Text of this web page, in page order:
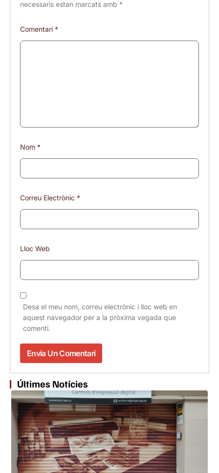
necessaris estan marcats amb *
Comentari *
Nom *
Correu Electrònic *
Lloc Web
Desa el meu nom, correu electrònic i lloc web en
aquest navegador per a la pròxima vegada que
comenti.
Últimes Notícies